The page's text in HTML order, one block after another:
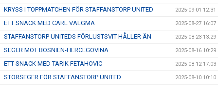
KRYSS I TOPPMATCHEN FÖR STAFFANSTORP UNITED 2025-09-01 12:31
ETT SNACK MED CARL VALGMA 2025-08-27 16:07
STAFFANSTORP UNITEDS FÖRLUSTSVIT HÅLLER ÄN 2025-08-23 13:29
SEGER MOT BOSNIEN-HERCEGOVINA 2025-08-16 10:29
ETT SNACK MED TARIK FETAHOVIC 2025-08-12 17:03
STORSEGER FÖR STAFFANSTORP UNITED 2025-08-10 10:10